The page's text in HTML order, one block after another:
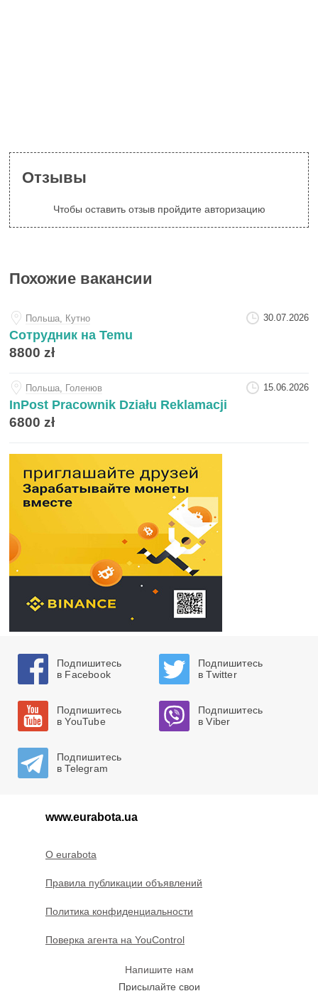
Отзывы
Чтобы оставить отзыв пройдите авторизацию
Похожие вакансии
Польша, Кутно 30.07.2026
Сотрудник на Temu
8800 zł
Польша, Голенюв 15.06.2026
InPost Pracownik Działu Reklamacji
6800 zł
Подпишитесь
в Facebook
Подпишитесь
в Twitter
Подпишитесь
в YouTube
Подпишитесь
в Viber
Подпишитесь
в Telegram
www.eurabota.ua
O eurabota
Правила публикации объявлений
Политика конфиденциальности
Поверка агента на YouControl
Напишите нам
Присылайте свои